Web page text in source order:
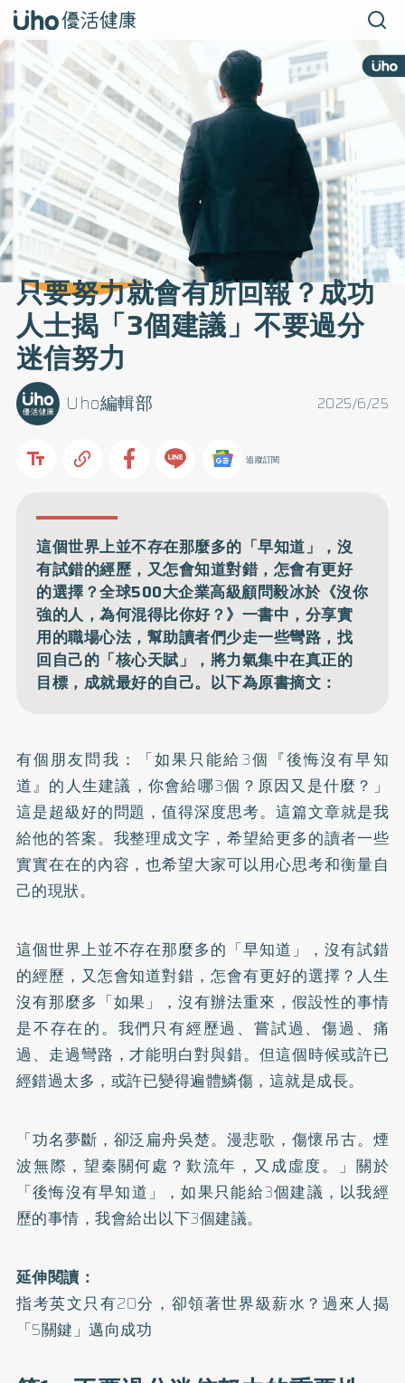
只要努力就會有所回報？成功
人士揭「3個建議」不要過分
迷信努力
2025/6/25
Uho編輯部
追蹤訂閱
這個世界上並不存在那麼多的「早知道」，沒
有試錯的經歷，又怎會知道對錯，怎會有更好
的選擇？全球500大企業高級顧問毅冰於《沒你
強的人，為何混得比你好？》一書中，分享實
用的職場心法，幫助讀者們少走一些彎路，找
回自己的「核心天賦」，將力氣集中在真正的
目標，成就最好的自己。以下為原書摘文：
有個朋友問我：「如果只能給3個『後悔沒有早知
道』的人生建議，你會給哪3個？原因又是什麼？」
這是超級好的問題，值得深度思考。這篇文章就是我
給他的答案。我整理成文字，希望給更多的讀者一些
實實在在的內容，也希望大家可以用心思考和衡量自
己的現狀。
這個世界上並不存在那麼多的「早知道」，沒有試錯
的經歷，又怎會知道對錯，怎會有更好的選擇？人生
沒有那麼多「如果」，沒有辦法重來，假設性的事情
是不存在的。我們只有經歷過、嘗試過、傷過、痛
過、走過彎路，才能明白對與錯。但這個時候或許已
經錯過太多，或許已變得遍體鱗傷，這就是成長。
「功名夢斷，卻泛扁舟吳楚。漫悲歌，傷懷吊古。煙
波無際，望秦關何處？歎流年，又成虛度。」關於
「後悔沒有早知道」，如果只能給3個建議，以我經
歷的事情，我會給出以下3個建議。
延伸閱讀：
指考英文只有20分，卻領著世界級薪水？過來人揭
「5關鍵」邁向成功